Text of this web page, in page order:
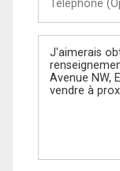
(Optionnel)
Message